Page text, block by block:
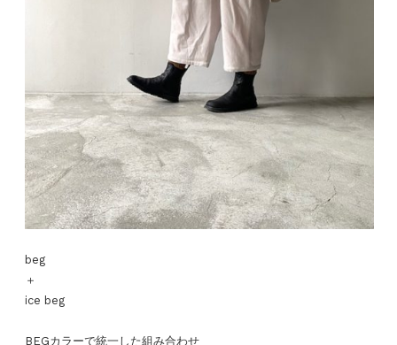
beg
＋
ice beg
BEGカラーで統一した組み合わせ